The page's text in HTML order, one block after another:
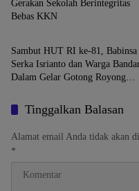
Gerakan Sekolah Berintegritas
Bebas KKN
Daerah
Sambut HUT RI ke-81, Babinsa
Serka Isrianto dan Warga
Dalam Gelar Gotong Royong
Tinggalkan Balasan
Alamat email Anda tidak akan
*